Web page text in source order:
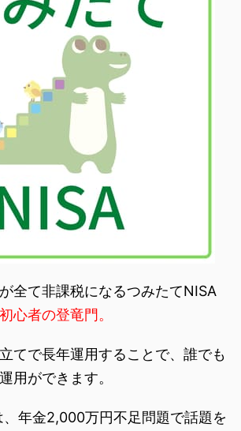
全て非課税になるつみたてNISA
心者の登竜門。
てで長年運用することで、誰でも
用ができます。
年金2,000万円不足問題で話題を